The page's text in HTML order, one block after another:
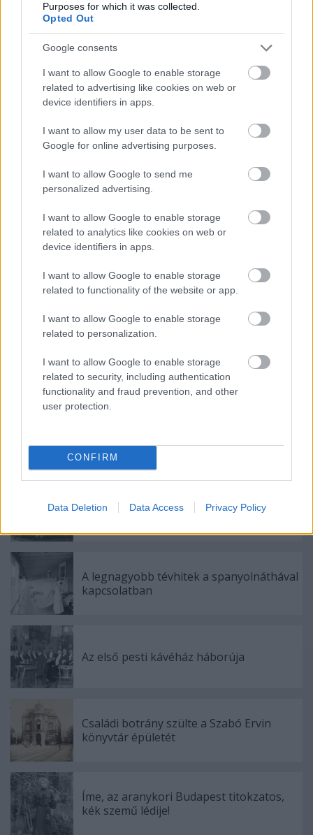
Purposes for which it was collected.
Opted Out
Google consents
I want to allow Google to enable storage
related to advertising like cookies on web or
device identifiers in apps.
I want to allow my user data to be sent to
Google for online advertising purposes.
I want to allow Google to send me
personalized advertising.
I want to allow Google to enable storage
related to analytics like cookies on web or
device identifiers in apps.
I want to allow Google to enable storage
related to functionality of the website or app.
I want to allow Google to enable storage
related to personalization.
I want to allow Google to enable storage
related to security, including authentication
functionality and fraud prevention, and other
user protection.
CONFIRM
Data Deletion Data Access Privacy Policy
említett fűszerekkel, plusz fehérürömmel forralták a
borászok, majd az így kapott egyveleget erjesztették,
amelynek így magasabb lett az alkoholtartalma is.
Később a téli estéken pedig ezt az édes, fűszeres,
likőrfélét forralták, melegítették forralt bor gyanánt.
A korabeli ürmösborok utánozhatatlan karamellízét
még a must forralásakor megégett szőlőcukor adta,
„tudatmódosító” fehérüröm akkoriban igen
népszerű fűszernövénynek számított, például a híres
francia abszint is ezzel készült, nálunk pedig a téli
ürmösborokhoz használták. A szegényebb
negyedekben persze akkoriban is próbálkoztak a
borok édesítésével és fűszerezésével, de a jól képzett
vevőkör pontosan meg tudta ezeket különböztetni a
jóféle forralt ürmösbortól. A lányoknak és a
gyerekeknek persze túl erős volt ez a fajta szíverősítő
itóka, ráadásul a belekevert üröm tudatmódosító
hatásával már akkoriban is tisztában voltak, így
őszi-téli délutánokra.
Ajánlott bejegyzések:
A zuglói Disney-kastély titkai
A legnagyobb tévhitek a spanyolnáthával
kapcsolatban
Az első pesti kávéház háborúja
Családi botrány szülte a Szabó Ervin
könyvtár épületét
Íme, az aranykori Budapest titokzatos,
kék szemű lédije!